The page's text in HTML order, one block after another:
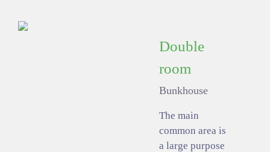
Double
room
Bunkhouse
The main
common area is
a large purpose